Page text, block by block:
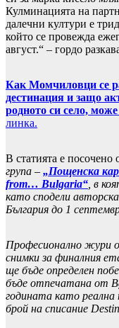
Кулминацията на
далечни култури е
който се провежда
август.“ – гордо
Как Момчиловци се
дестинация и защо
родното си село,
линка.
В статията е посочено
група – „Пощенска
from… Bulgaria“, в
като сподели
България до 1
Професионално жури
снимки за финалния
ще бъде определен
бъде отпечатана от
годината като реална
брой на списание